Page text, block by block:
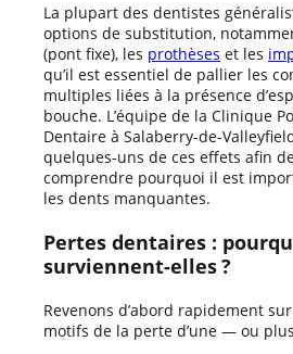
La plupart des dentistes
options de substitution,
(pont fixe), les prothèses et les
qu’il est essentiel de pallier les
multiples liées à la présence
bouche. L’équipe de la Clinique
Dentaire à Salaberry-de-
quelques-uns de ces effets afin
comprendre pourquoi il est
les dents manquantes.
Pertes dentaires :
surviennent-elles ?
Revenons d’abord rapidement
motifs de la perte d’une — ou